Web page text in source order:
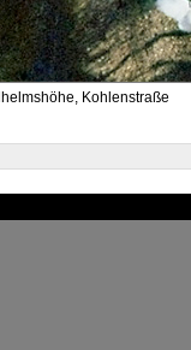
Kohlenstraße